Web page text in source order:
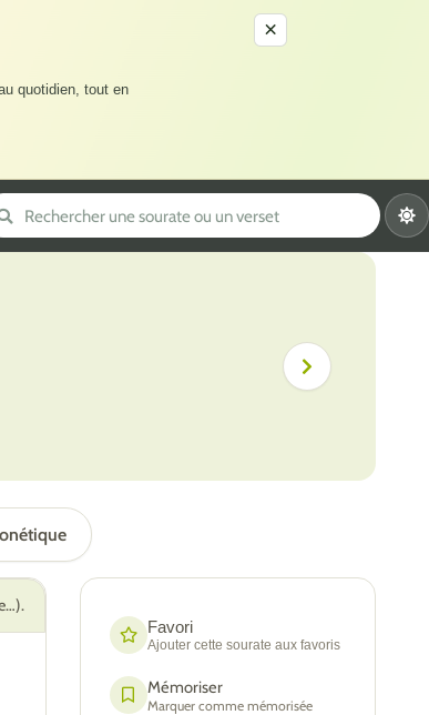
×
quotidien, tout en
Favori
Ajouter cette sourate aux favoris
Mémoriser
Marquer comme mémorisée